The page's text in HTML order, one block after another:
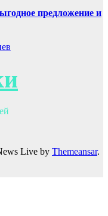
предложение и
Live by Themeansar.